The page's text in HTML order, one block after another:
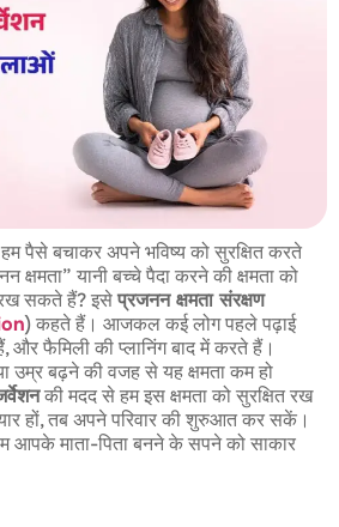
पैसे बचाकर अपने भविष्य को सुरक्षित करते
क्षमता” यानी बच्चे पैदा करने की क्षमता को
रख सकते हैं? इसेप्रजनन क्षमता संरक्षण
) कहते हैं। आजकल कई लोग पहले पढ़ाई
और फैमिली की प्लानिंग बाद में करते हैं।
उम्र बढ़ने की वजह से यह क्षमता कम हो
की मदद से हम इस क्षमता को सुरक्षित रख
हों, तब अपने परिवार की शुरुआत कर सकें।
आपके माता-पिता बनने के सपने को साकार